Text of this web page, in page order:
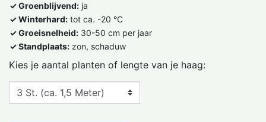
✓ Groenblijvend: ja
✓ Winterhard: tot ca. -20 °C
✓ Groeisnelheid: 30-50 cm per jaar
✓ Standplaats: zon, schaduw
Kies je aantal planten of lengte van je haag: